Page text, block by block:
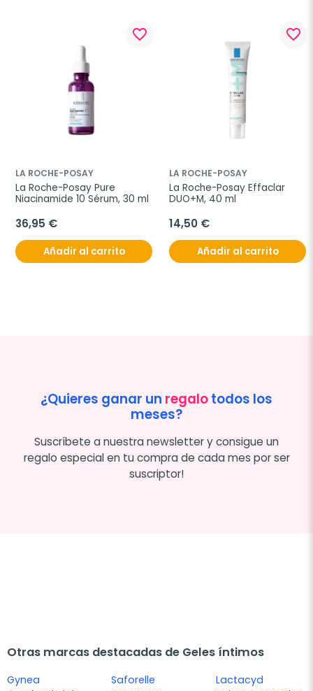
favorite_border
LA ROCHE-POSAY
La Roche-Posay Pure
Niacinamide 10 Sérum, 30 ml
36,95 €
Añadir al carrito
favorite_border
LA ROCHE-POSAY
La Roche-Posay Effaclar
DUO+M, 40 ml
14,50 €
Añadir al carrito
¿Quieres ganar un regalotodos los
meses?
Suscríbete a nuestra newsletter y consigue un
regalo especial en tu compra de cada mes por ser
suscriptor!
Otras marcas destacadas de Geles íntimos
Gynea
Saforelle
Lactacyd